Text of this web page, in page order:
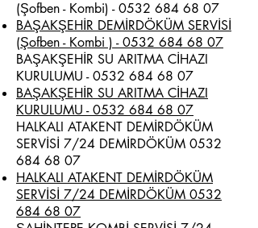
(Şofben - Kombi) -0532 684 68 07
BAŞAKŞEHİR DEMİRDÖKÜM SERVİSİ
(Şofben - Kombi ) - 0532 684 68 07
BAŞAKŞEHİR SU ARITMA CİHAZI
KURULUMU -0532 684 68 07
BAŞAKŞEHİR SU ARITMA CİHAZI
KURULUMU - 0532 684 68 07
HALKALI ATAKENT DEMİRDÖKÜM
SERVİSİ 7/24 DEMİRDÖKÜM 0532
684 68 07
HALKALI ATAKENT DEMİRDÖKÜM
SERVİSİ 7/24 DEMİRDÖKÜM 0532
684 68 07